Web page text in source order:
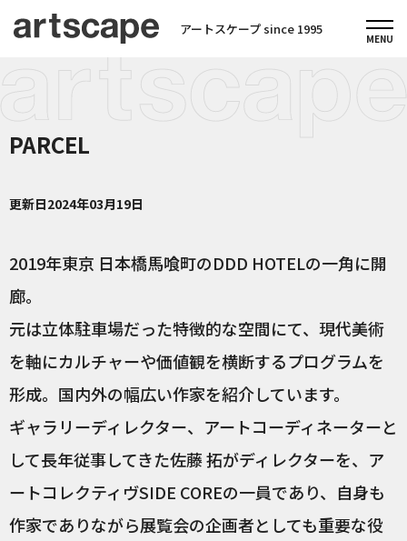
アートスケープ since 1995
PARCEL
更新日2024年03月19日
2019年東京 日本橋馬喰町のDDD HOTELの一角に開
廊。
元は立体駐車場だった特徴的な空間にて、現代美術
を軸にカルチャーや価値観を横断するプログラムを
形成。国内外の幅広い作家を紹介しています。
ギャラリーディレクター、アートコーディネーターと
して長年従事してきた佐藤 拓がディレクターを、ア
ートコレクティヴSIDE COREの一員であり、自身も
作家でありながら展覧会の企画者としても重要な役